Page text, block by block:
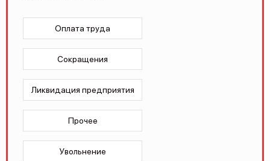
Оплата труда
Сокращения
Ликвидация предприятия
Прочее
Увольнение